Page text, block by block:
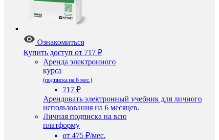
Ознакомиться
Купить доступ от 717 ₽
Аренда электронного
курса
(подписка на 6 мес.)
717 ₽
Арендовать электронный учебник для личного
использования на 6 месяцев.
Личная подписка на всю
платформу
от 475 ₽/мес.